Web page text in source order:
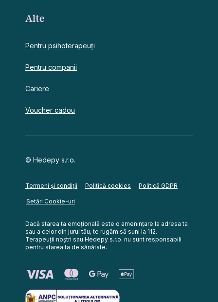
Alte
Pentru psihoterapeuți
Pentru companii
Cariere
Voucher cadou
© Hedepy s.r.o.
Termeni și condiții Politică cookies Politică GDPR
Setări Cookie-uri
Dacă starea ta emoțională este o amenințare la adresa ta
sau a celor din jurul tău, te rugăm să suni la 112.
Terapeuții noștri sau Hedepy s.r.o. nu sunt responsabili
pentru starea ta de sănătate.